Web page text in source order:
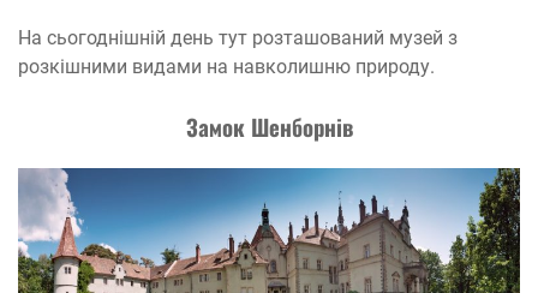
На сьогоднішній день тут розташований музей з
розкішними видами на навколишню природу.
Замок Шенборнів